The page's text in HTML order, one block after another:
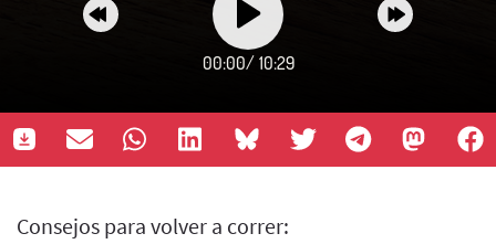
00:00/ 10:29
Consejos para volver a correr: